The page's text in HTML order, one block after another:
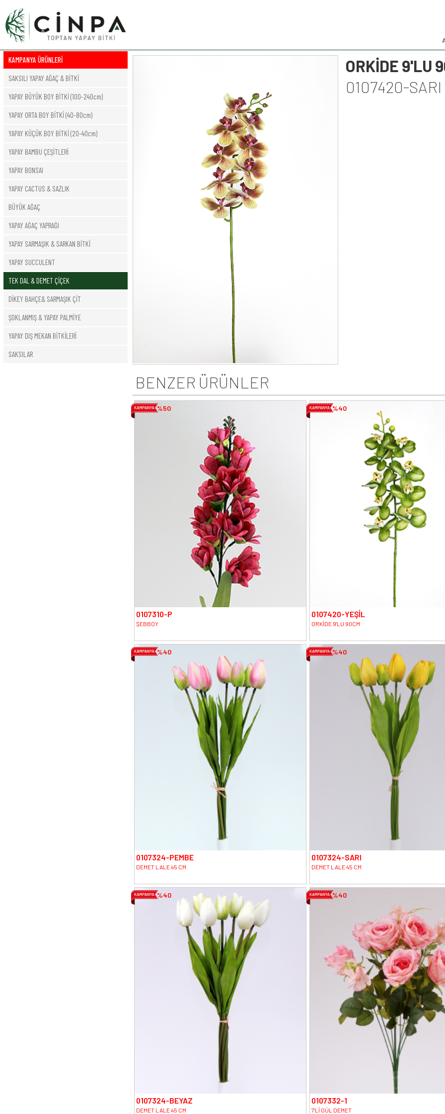
KAMPANYA ÜRÜNLERİ
SAKSILI YAPAY AĞAÇ & BİTKİ
YAPAY BÜYÜK BOY BİTKİ (100-240cm)
YAPAY ORTA BOY BİTKİ (40-80cm)
YAPAY KÜÇÜK BOY BİTKİ (20-40cm)
YAPAY BAMBU ÇEŞİTLERİ
YAPAY BONSAI
YAPAY CACTUS & SAZLIK
BÜYÜK AĞAÇ
YAPAY AĞAÇ YAPRAĞI
YAPAY SARMAŞIK & SARKAN BİTKİ
YAPAY SUCCULENT
TEK DAL & DEMET ÇİÇEK
DİKEY BAHÇE& SARMAŞIK ÇİT
ŞOKLANMIŞ & YAPAY PALMİYE
YAPAY DIŞ MEKAN BİTKİLERİ
SAKSILAR
ORKİDE 9'LU
0107420-SARI
BENZER ÜRÜNLER
%50
0107310-P
ŞEBBOY
%40
0107420-YEŞİL
ORKİDE 9'LU 90CM
%40
0107324-PEMBE
DEMET LALE 45 CM
%40
0107324-SARI
DEMET LALE 45 CM
%40
0107324-BEYAZ
DEMET LALE 45 CM
%40
0107332-1
7'Lİ GÜL DEMET